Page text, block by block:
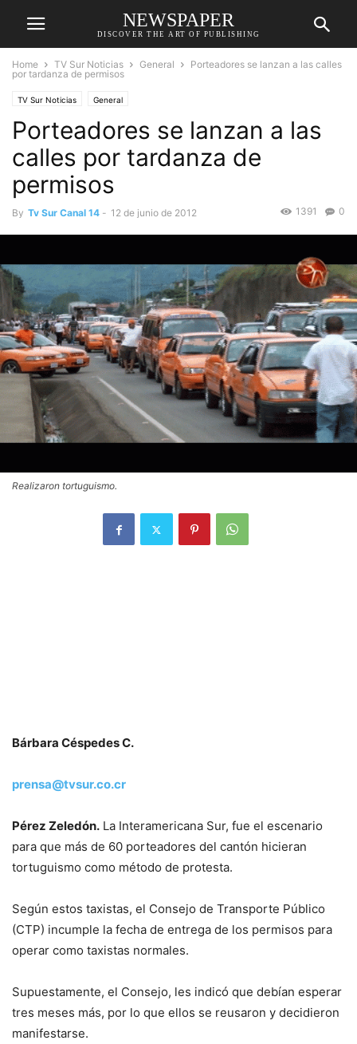
NEWSPAPER
DISCOVER THE ART OF PUBLISHING
Home TV Sur Noticias General
Porteadores se lanzan a las calles
por tardanza de permisos
TV Sur Noticias General
Porteadores se lanzan a las
calles por tardanza de
permisos
By Tv Sur Canal 14 - 12 de junio de 2012 0
1391
Realizaron tortuguismo.
Bárbara Céspedes C.
prensa@tvsur.co.cr
Pérez Zeledón. La Interamericana Sur, fue el escenario
para que más de 60 porteadores del cantón hicieran
tortuguismo como método de protesta.
Según estos taxistas, el Consejo de Transporte Público
(CTP) incumple la fecha de entrega de los permisos para
operar como taxistas normales.
Supuestamente, el Consejo, les indicó que debían esperar
tres meses más, por lo que ellos se reusaron y decidieron
manifestarse.